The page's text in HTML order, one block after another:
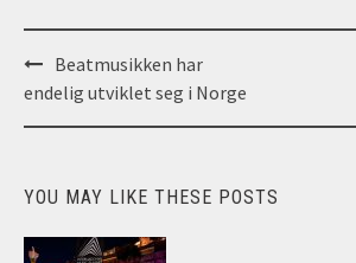
Post
navigation
Beatmusikken har
endelig utviklet seg i Norge
YOU MAY LIKE THESE POSTS